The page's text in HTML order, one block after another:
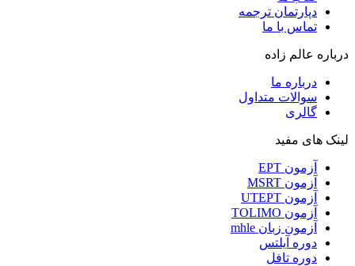
دپارتمان ترجمه
تماس با ما
درباره عالم زاده
درباره ما
سوالات متداول
گالری
لینک های مفید
آزمون EPT
آزمون MSRT
آزمون UTEPT
آزمون TOLIMO
آزمون زبان mhle
دوره آیلتس
دوره تافل